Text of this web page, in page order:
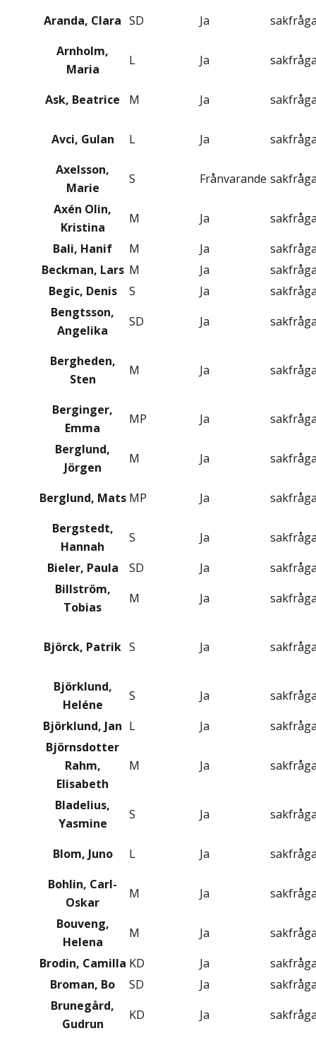
Aranda, Clara SD Ja
Arnholm,
Maria
L Ja
Ask, Beatrice M Ja
Avci, Gulan L Ja
Axelsson,
Marie
S Frånvarande
Axén Olin,
Kristina
M Ja
Bali, Hanif
M Ja
Beckman, Lars M Ja
Begic, Denis
S Ja
Bengtsson,
Angelika
SD Ja
Bergheden,
Sten
M Ja
Berginger,
Emma
MP Ja
Berglund,
Jörgen
M Ja
Berglund, Mats MP Ja
Bergstedt,
Hannah
S Ja
Bieler, Paula
SD Ja
Billström,
Tobias
M Ja
Björck, Patrik S Ja
Björklund,
Heléne
S Ja
Björklund, Jan L Ja
Björnsdotter
Rahm,
Elisabeth
M Ja
Bladelius,
Yasmine
S Ja
Blom, Juno L Ja
Bohlin, Carl-
Oskar
M Ja
Bouveng,
Helena
M Ja
Brodin, Camilla KD Ja
Broman, Bo
SD Ja
Brunegård,
Gudrun
KD Ja